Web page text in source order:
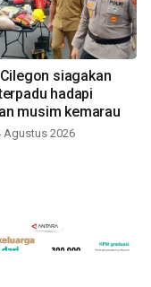
siagakan
hadapi
musim kemarau
Agustus 2026